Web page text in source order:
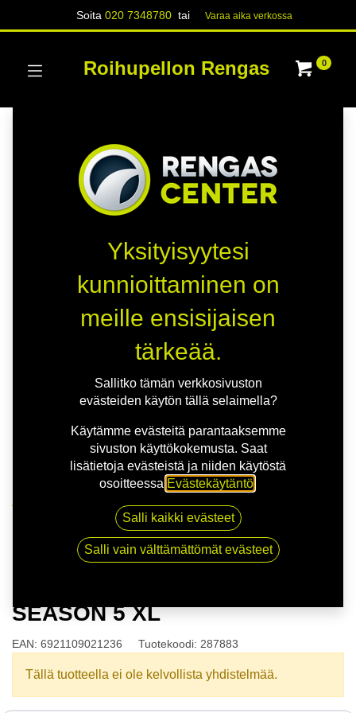
Soita020 7348780 tai Varaa aika verk​​​​ossa
Roihupellon Rengas 0
165/70R13 79T TYFOON ALL SEASON 5 XL
SEASON 5 XL
EAN: 6921109021236 Tuotekoodi: 287883
Tällä tuotteella ei ole kelvollista yhdistelmää.
Yksityisyytesi
kunnioittaminen on
meille ensisijaisen
tärkeää.
Sallitko tämän verkkosivuston
evästeiden käytön tällä selaimella?
Käytämme evästeitä parantaaksemme
sivuston käyttökokemusta. Saat
lisätietoja evästeistä ja niiden käytöstä
osoitteessa Evästekäytäntö
Salli kaikki evästeet
Salli vain välttämättömät evästeet